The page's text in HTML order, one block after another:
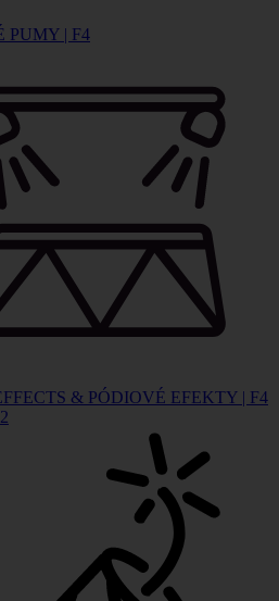
PUMY | F4
& PÓDIOVÉ EFEKTY | F4